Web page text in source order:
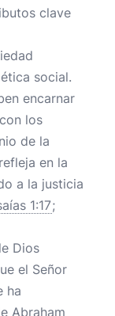
clave
social.
encarnar
los
de la
en la
a la justicia
1:17;
Dios
el Señor
ha
Abraham